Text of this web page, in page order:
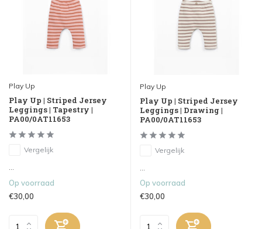
Play Up
Play Up | Striped Jersey
Leggings | Tapestry |
PA00/0AT11653
Vergelijk
...
Op voorraad
€30,00
Play Up
Play Up | Striped Jersey
Leggings | Drawing |
PA00/0AT11653
Vergelijk
...
Op voorraad
€30,00